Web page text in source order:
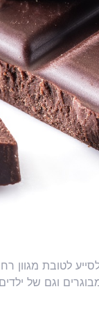
לטובת מגוון
וגם של